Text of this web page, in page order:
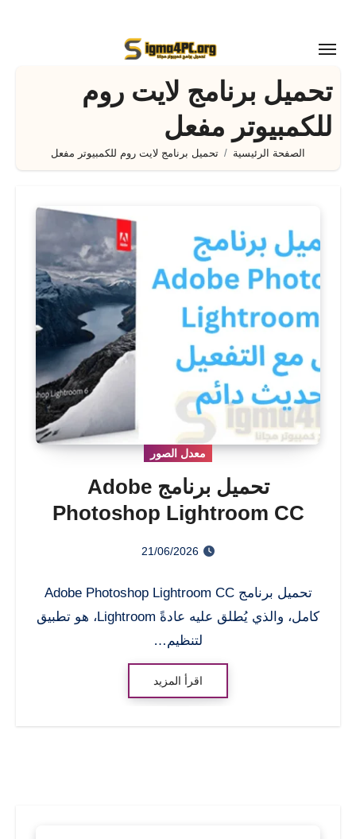
المحتوى
تحميل برنامج لايت روم
للكمبيوتر مفعل
الصفحة الرئيسية تحميل برنامج لايت روم للكمبيوتر مفعل
معدل الصور
تحميل برنامج Adobe
Photoshop Lightroom CC
كامل مع التفعيل وتحديث دائم
21/06/2026
تحميل برنامج Adobe Photoshop Lightroom CC
كامل، والذي يُطلق عليه عادةً Lightroom، هو تطبيق
لتنظيم…
اقرأ المزيد